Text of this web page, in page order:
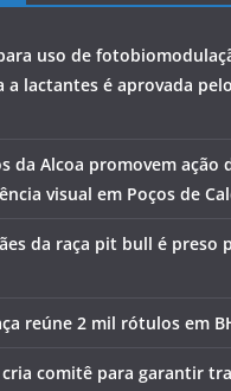
uso de
a lactantes é aprovada
da Alcoa promovem ação
visual em Poços de
da raça pit bull é preso
reúne 2 mil rótulos em
comitê para garantir